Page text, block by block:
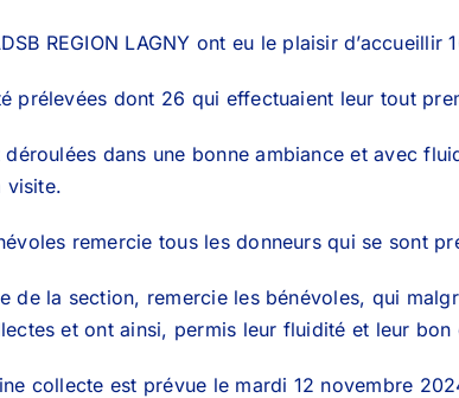
REGION LAGNY ont eu le plaisir d’accueillir
prélevées dont 26 qui effectuaient leur tout
dans une bonne ambiance et avec
visite.
remercie tous les donneurs qui se sont
de la section, remercie les bénévoles, qui
et ont ainsi, permis leur fluidité et leur bon
collecte est prévue le mardi 12 novembre